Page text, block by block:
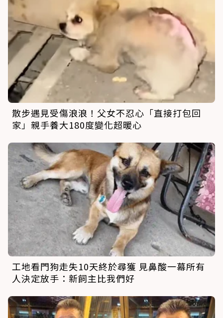
散步遇見受傷浪浪！父女不忍心「直接打包回
家」親手養大180度變化超暖心
工地看門狗走失10天終於尋獲 見鼻酸一幕所有
人決定放手：新飼主比我們好